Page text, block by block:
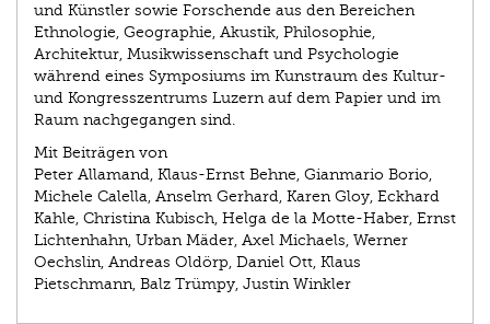
und Künstler sowie Forschende aus den Bereichen
Ethnologie, Geographie, Akustik, Philosophie,
Architektur, Musikwissenschaft und Psychologie
während eines Symposiums im Kunstraum des Kultur-
und Kongresszentrums Luzern auf dem Papier und im
Raum nachgegangen sind.
Mit Beiträgen von
Peter Allamand, Klaus-Ernst Behne, Gianmario Borio,
Michele Calella, Anselm Gerhard, Karen Gloy, Eckhard
Kahle, Christina Kubisch, Helga de la Motte-Haber, Ernst
Lichtenhahn, Urban Mäder, Axel Michaels, Werner
Oechslin, Andreas Oldörp, Daniel Ott, Klaus
Pietschmann, Balz Trümpy, Justin Winkler